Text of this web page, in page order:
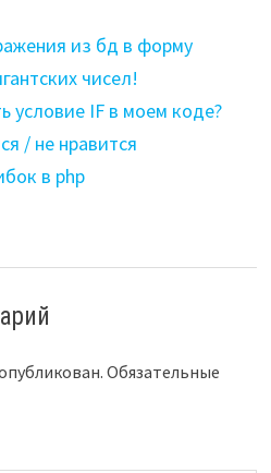
из бд в форму
чисел!
условие IF в моем коде?
/ не нравится
в php
Обязательные